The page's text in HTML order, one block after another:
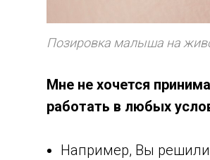
Позировка малыша на
Мне не хочется
работать в любых
Например, Вы решили